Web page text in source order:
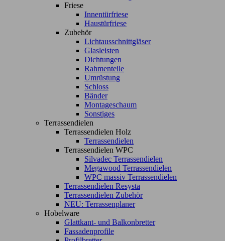
Friese
Innentürfriese
Haustürfriese
Zubehör
Lichtausschnittgläser
Glasleisten
Dichtungen
Rahmenteile
Umrüstung
Schloss
Bänder
Montageschaum
Sonstiges
Terrassendielen
Terrassendielen Holz
Terrassendielen
Terrassendielen WPC
Silvadec Terrassendielen
Megawood Terrassendielen
WPC massiv Terrassendielen
Terrassendielen Resysta
Terrassendielen Zubehör
NEU: Terrassenplaner
Hobelware
Glattkant- und Balkonbretter
Fassadenprofile